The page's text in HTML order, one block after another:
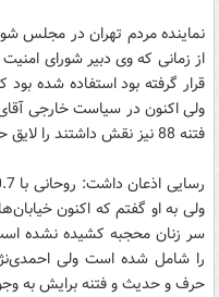
نماینده مردم تهران در مجلس
از زمانی که وی دبیر شورای
قرار گرفته بود استفاده شده بود
ولی اکنون در سیاست خارجی آقای
فتنه 88 نیز نقش داشتند را لایق حضور در مناصب دولتی نمی‌دانیم.
ولی به او گفتم که اکنون
سر زنان محجبه کشیده نشده
حرف و حدیث و فتنه برایش به